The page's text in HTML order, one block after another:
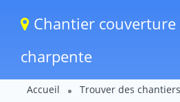
Chantier
charpente
Accueil Trouver des